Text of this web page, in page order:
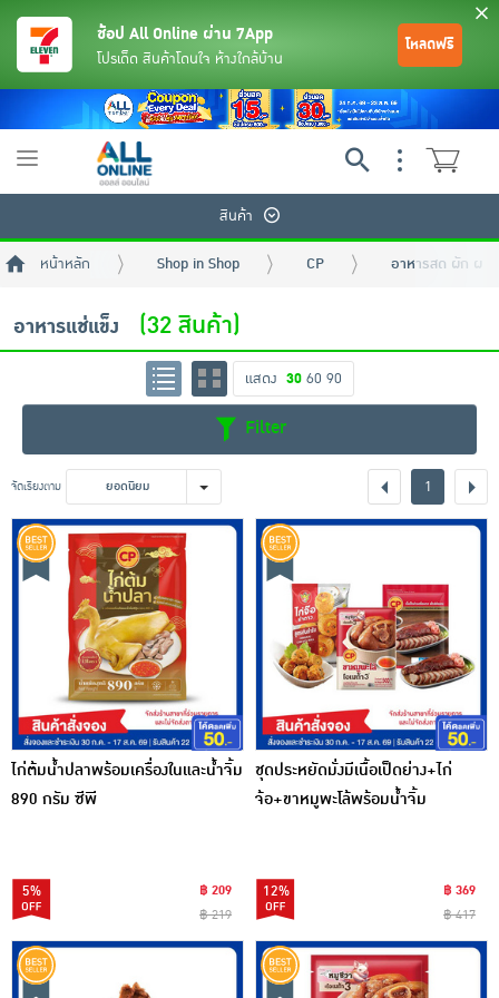
เครื่องดื่มและผงชงดื่ม
เครื่องปรุงรสและของแห้ง
ขนมขบเคี้ยว และช็อคโกแลต
อาหารสด ผัก ผลไม้และเบเกอรี่
พระเครื่อง test pop
ช้อป All Online ผ่าน 7App
โปรเด็ด สินค้าโดนใจ ห้างใกล้บ้าน
โหลดฟรี
Toggle
สินค้า
หน้าหลัก Shop in Shop CP อาหารสด ผัก ผลไ
อาหารแช่แข็ง (32 สินค้า)
แสดง 30 60 90
Filter
จัดเรียงตาม ยอดนิยม 1
ไก่ต้มน้ำปลาพร้อมเครื่องในและน้ำจิ้ม
890 กรัม ซีพี
5%
฿ 209
฿ 219
ชุดประหยัดมั่งมีเนื้อเป็ดย่าง+ไก่
จ้อ+ขาหมูพะโล้พร้อมน้ำจิ้ม
12%
฿ 369
฿ 417